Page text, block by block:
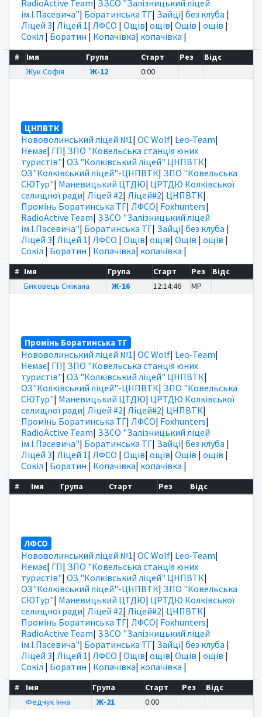
RadioActive Team| ЗЗСО "Залізницький ліцей
ім.І.Пасевича"| Боратинська ТГ| Зайці| без клуба |
Ліцей 3| Ліцей 1| ЛФСО | Ощів| ощів| Ощів | ощів |
Сокіл | Боратин | Копачівка| копачівка |
# Імя Група Старт Рез
Відс
Жук Софія
Ж-12 0:00
ЦНПВТК
Нововолинський ліцей №1| OC Wolf| Leo-Team|
Немає| ГП| ЗПО "Ковельська станція юних
туристів"| ОЗ "Колківський ліцей" ЦНПВТК|
ОЗ"Колківський ліцей"-ЦНПВТК| ЗПО "Ковельська
СЮТур"| Маневицький ЦТДЮ| ЦРТДЮ Колківської
селищної ради| Ліцей #2| Ліцей#2| ЦНПВТК|
Промінь Боратинська ТГ| ЛФСО| Foxhunters|
RadioActive Team| ЗЗСО "Залізницький ліцей
ім.І.Пасевича"| Боратинська ТГ| Зайці| без клуба |
Ліцей 3| Ліцей 1| ЛФСО | Ощів| ощів| Ощів | ощів |
Сокіл | Боратин | Копачівка| копачівка |
# Імя Група Старт Рез
Відс
Биковець Сніжана
Ж-16 12:14:46 MP
Промінь Боратинська ТГ
Нововолинський ліцей №1| OC Wolf| Leo-Team|
Немає| ГП| ЗПО "Ковельська станція юних
туристів"| ОЗ "Колківський ліцей" ЦНПВТК|
ОЗ"Колківський ліцей"-ЦНПВТК| ЗПО "Ковельська
СЮТур"| Маневицький ЦТДЮ| ЦРТДЮ Колківської
селищної ради| Ліцей #2| Ліцей#2| ЦНПВТК|
Промінь Боратинська ТГ| ЛФСО| Foxhunters|
RadioActive Team| ЗЗСО "Залізницький ліцей
ім.І.Пасевича"| Боратинська ТГ| Зайці| без клуба |
Ліцей 3| Ліцей 1| ЛФСО | Ощів| ощів| Ощів | ощів |
Сокіл | Боратин | Копачівка| копачівка |
# Імя Група Старт Рез Відс
ЛФСО
Нововолинський ліцей №1| OC Wolf| Leo-Team|
Немає| ГП| ЗПО "Ковельська станція юних
туристів"| ОЗ "Колківський ліцей" ЦНПВТК|
ОЗ"Колківський ліцей"-ЦНПВТК| ЗПО "Ковельська
СЮТур"| Маневицький ЦТДЮ| ЦРТДЮ Колківської
селищної ради| Ліцей #2| Ліцей#2| ЦНПВТК|
Промінь Боратинська ТГ| ЛФСО| Foxhunters|
RadioActive Team| ЗЗСО "Залізницький ліцей
ім.І.Пасевича"| Боратинська ТГ| Зайці| без клуба |
Ліцей 3| Ліцей 1| ЛФСО | Ощів| ощів| Ощів | ощів |
Сокіл | Боратин | Копачівка| копачівка |
# Імя Група Старт Рез
Відс
Федчук Інна
Ж-21 0:00